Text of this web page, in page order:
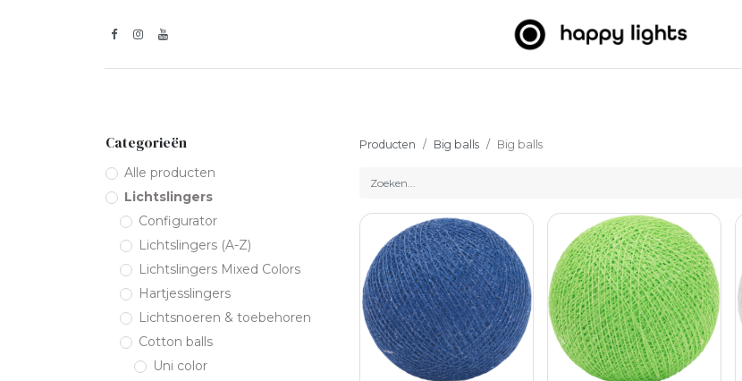
Categorieën
Alle producten
Lichtslingers
Configurator
Lichtslingers (A-Z)
Lichtslingers Mixed Colors
Hartjesslingers
Lichtsnoeren & toebehoren
Cotton balls
Uni color
Producten Big balls Big balls